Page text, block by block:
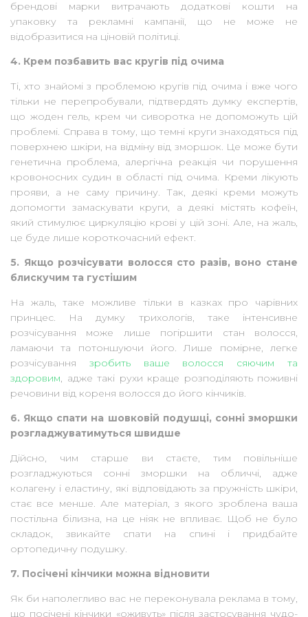
брендові марки витрачають додаткові кошти на
упаковку та рекламні кампанії, що не може не
відобразитися на ціновій політиці.
4. Крем позбавить вас кругів під очима
Ті, хто знайомі з проблемою кругів під очима і вже чого
тільки не перепробували, підтвердять думку експертів,
що жоден гель, крем чи сиворотка не допоможуть цій
проблемі. Справа в тому, що темні круги знаходяться під
поверхнею шкіри, на відміну від зморшок. Це може бути
генетична проблема, алергічна реакція чи порушення
кровоносних судин в області під очима. Креми лікують
прояви, а не саму причину. Так, деякі креми можуть
допомогти замаскувати круги, а деякі містять кофеїн,
який стимулює циркуляцію крові у цій зоні. Але, на жаль,
це буде лише короткочасний ефект.
5. Якщо розчісувати волосся сто разів, воно стане
блискучим та густішим
На жаль, таке можливе тільки в казках про чарівних
принцес. На думку трихологів, таке інтенсивне
розчісування може лише погіршити стан волосся,
ламаючи та потоншуючи його. Лише помірне, легке
розчісування зробить ваше волосся сяючим та
здоровим , адже такі рухи краще розподіляють поживні
речовини від кореня волосся до його кінчиків.
6. Якщо спати на шовковій подушці, сонні зморшки
розгладжуватимуться швидше
Дійсно, чим старше ви стаєте, тим повільніше
розгладжуються сонні зморшки на обличчі, адже
колагену і еластину, які відповідають за пружність шкіри,
стає все менше. Але матеріал, з якого зроблена ваша
постільна білизна, на це ніяк не впливає. Щоб не було
складок, звикайте спати на спині і придбайте
ортопедичну подушку.
7. Посічені кінчики можна відновити
Як би наполегливо вас не переконувала реклама в тому,
що посічені кінчики «оживуть» після застосування чудо-